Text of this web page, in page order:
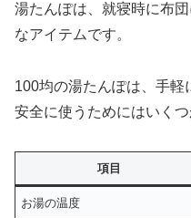
湯たんぽは、就寝時に布
なアイテムです。
100均の湯たんぽは、手軽
安全に使うためにはいく
項目
お湯の温度